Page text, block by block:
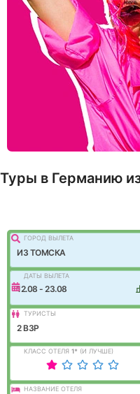
Туры в Германию
ГОРОД ВЫЛEТА
ИЗ ТОМСКА
ДАТЫ ВЫЛЕТА
12.08 - 23.08
ТУРИСТЫ
2 ВЗР
КЛАСС ОТЕЛЯ 1* (И ЛУЧШЕ)
НАЗВАНИЕ ОТЕЛЯ